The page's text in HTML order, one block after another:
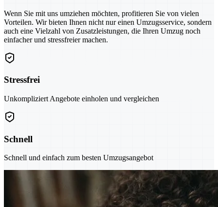
Wenn Sie mit uns umziehen möchten, profitieren Sie von vielen
Vorteilen. Wir bieten Ihnen nicht nur einen Umzugsservice, sondern
auch eine Vielzahl von Zusatzleistungen, die Ihren Umzug noch
einfacher und stressfreier machen.
Stressfrei
Unkompliziert Angebote einholen und vergleichen
Schnell
Schnell und einfach zum besten Umzugsangebot